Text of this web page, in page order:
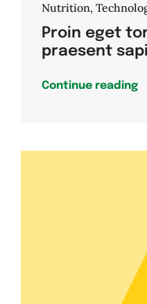
Nutrition,
Proin eget
praesent
Continue reading